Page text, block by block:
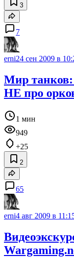
3
7
erni24 сен 2009 в
Мир танков:
НЕ про
1 мин
949
+25
2
65
erni4 авг 2009 в